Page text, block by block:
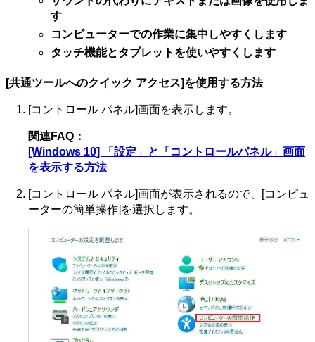
す
コンピューターでの作業に集中しやすくします
タッチ機能とタブレットを使いやすくします
[共通ツールへのクイック アクセス]を使用する方法
[コントロール パネル]画面を表示します。
関連FAQ：
[Windows 10] 「設定」と「コントロールパネル」画面
を表示する方法
[コントロール パネル]画面が表示されるので、[コンピュ
ーターの簡単操作]を選択します。